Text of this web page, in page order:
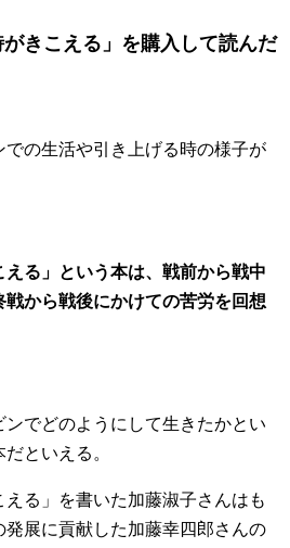
がきこえる」を購入して読んだ
での生活や引き上げる時の様子が
える」という本は、戦前から戦中
から戦後にかけての苦労を回想
ンでどのようにして生きたかとい
といえる。
える」を書いた加藤淑子さんはも
展に貢献した加藤幸四郎さんの